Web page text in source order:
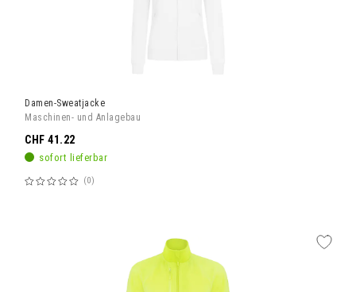
Damen-Sweatjacke
Maschinen- und Anlagebau
sofort lieferbar
Bewertung:
0
CHF 41.22